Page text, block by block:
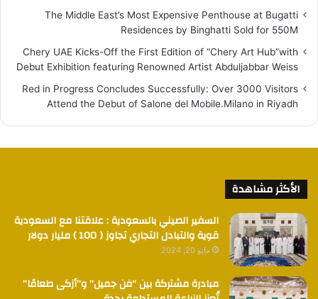
The Middle East’s Most Expensive Penthouse at Bugatti
Residences by Binghatti Sold for 550M
Chery UAE Kicks-Off the First Edition of “Chery Art Hub”with
Debut Exhibition featuring Renowned Artist Abduljabbar Weiss
Red in Progress Concludes Successfully: Over 3000 Visitors
Attend the Debut of Salone del Mobile.Milano in Riyadh
الأكثر مشاهدة
السفير الصيني بالسعودية : علاقتنا مع السعودية
قوية والتبادل التجاري تجاوز ( 100 ) مليار دولار
مايو 20, 2024
مبادرة مشتركة بين “فن جميل” و”أزكى طعامًا”